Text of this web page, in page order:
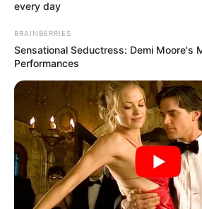
every day
BRAINBERRIES
Sensational Seductress: Demi Moore's
Performances